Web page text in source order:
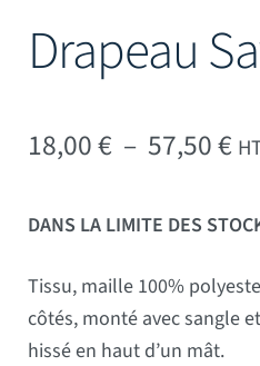
Drapeau
18,00€ – 57,50€
DANS LA LIMITE DES
Tissu, maille 100%
côtés, monté avec sangle
hissé en haut d’un mât.